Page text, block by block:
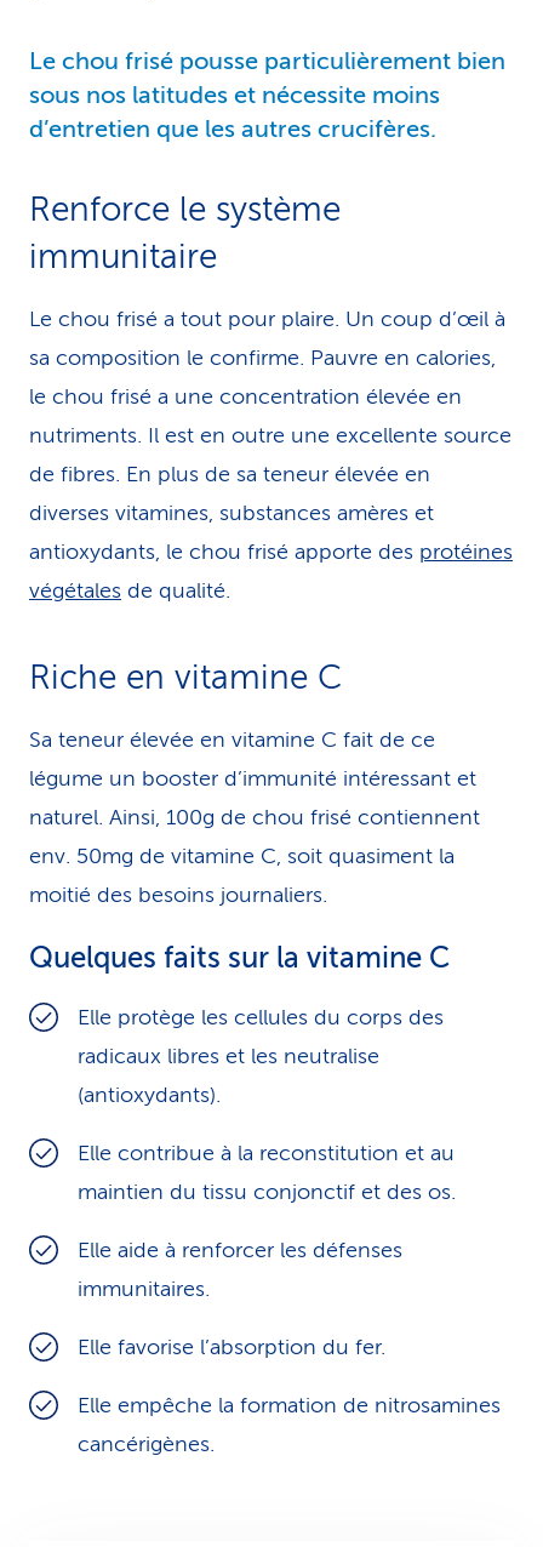
Le chou frisé pousse particu­liè­re­ment bien
sous nos latitudes et nécessite moins
d’entretien que les autres crucifères.
Renforce le système
immunitaire
Le chou frisé a tout pour plaire. Un coup d’œil à
sa composition le confirme. Pauvre en calories,
le chou frisé a une concentration élevée en
nutriments. Il est en outre une excellente source
de fibres. En plus de sa teneur élevée en
diverses vitamines, substances amères et
antioxydants, le chou frisé apporte des protéines
végétales de qualité.
Riche en vitamine C
Sa teneur élevée en vitamine C fait de ce
légume un booster d’immunité intéressant et
naturel. Ainsi, 100g de chou frisé contiennent
env. 50mg de vitamine C, soit quasiment la
moitié des besoins journaliers.
Quelques faits sur la vitamine C
Elle protège les cellules du corps des
radicaux libres et les neutralise
(antioxydants).
Elle contribue à la reconstitution et au
maintien du tissu conjonctif et des os.
Elle aide à renforcer les défenses
immunitaires.
Elle favorise l’absorption du fer.
Elle empêche la formation de nitrosamines
cancérigènes.